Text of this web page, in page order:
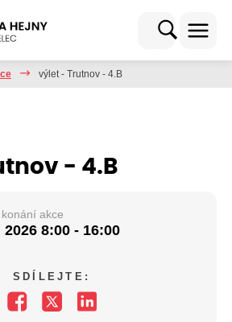
výlet - Trutnov - 4.B
- 4.B
akce
2026 8:00 - 16:00
SDÍLEJTE: